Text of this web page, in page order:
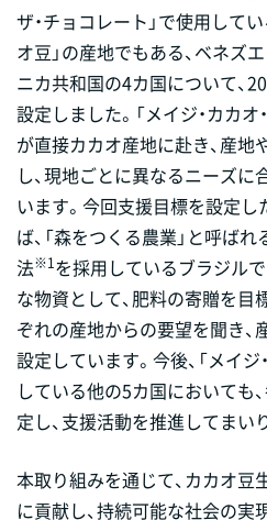
ザ・チョコレート」で使用して
オ豆」の産地でもある、ベネズ
ニカ共和国の4カ国について、
設定しました。「メイジ・カカオ
が直接カカオ産地に赴き、産
し、現地ごとに異なるニーズ
います。今回支援目標を設定し
ば、「森をつくる農業」と呼ば
法※1を採用しているブラジル
な物資として、肥料の寄贈を目
ぞれの産地からの要望を聞き
設定しています。今後、「メイジ
している他の5カ国においても
定し、支援活動を推進してまい
本取り組みを通じて、カカオ
に貢献し、持続可能な社会の